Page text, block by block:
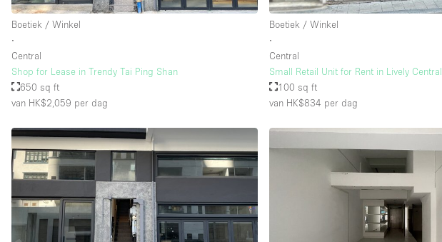
Verdieping/Toegang:
Terras
Boetiek / Winkel
∙
Central
Shop for Lease in Trendy Tai Ping Shan
650 sq ft
van HK$2,059 per dag
Boetiek / Winkel
∙
Central
Small Retail Unit for Rent in Lively Central
100 sq ft
van HK$834 per dag